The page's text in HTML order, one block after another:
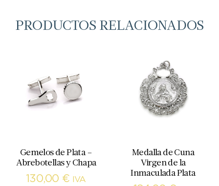
PRODUCTOS RELACIONADOS
Gemelos de Plata –
Abrebotellas y Chapa
130,00 € IVA
Medalla de Cuna
Virgen de la
Inmaculada Plata